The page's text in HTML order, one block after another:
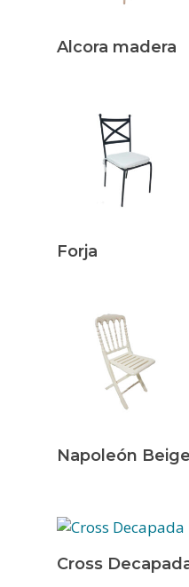
Leer Más
Alcora madera
Leer Más
Forja
Leer Más
Napoleón Beige
Leer Más
Cross